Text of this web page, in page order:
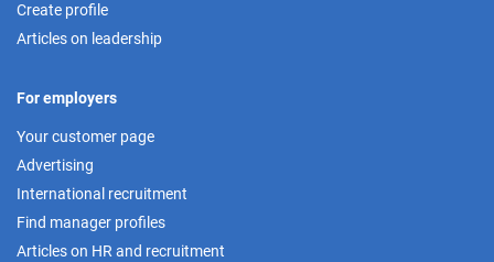
Create profile
Articles on leadership
For employers
Your customer page
Advertising
International recruitment
Find manager profiles
Articles on HR and recruitment